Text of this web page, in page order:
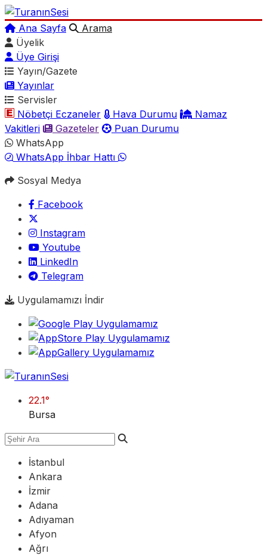
Ana Sayfa
Arama
Üyelik
Üye Girişi
Yayın/Gazete
Yayınlar
Servisler
Nöbetçi Eczaneler
Hava Durumu
Namaz
Vakitleri
Gazeteler
Puan Durumu
WhatsApp
WhatsApp İhbar Hattı
Sosyal Medya
Facebook
Instagram
Youtube
LinkedIn
Telegram
Uygulamamızı İndir
22.1°
Bursa
İstanbul
Ankara
İzmir
Adana
Adıyaman
Afyon
Ağrı